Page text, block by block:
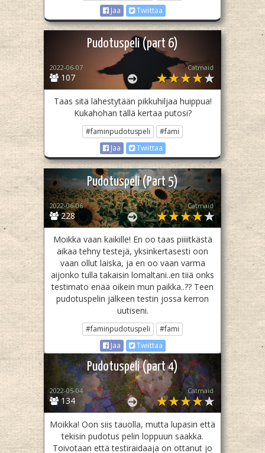
Jaa
Twiittaa
Pudotuspeli (part 6)
107
2022-06-07 Catmaid
Taas sitä lähestytään pikkuhiljaa huippua!
Kukahohan tällä kertaa putosi?
#faminpudotuspeli
#fami
Jaa
Twiittaa
Pudotuspeli (Part 5)
228
2022-06-06 Catmaid
Moikka vaan kaikille! En oo taas piiiitkästä
aikaa tehny testejä, yksinkertasesti oon
vaan ollut laiska, ja en oo vaan varma
aijonko tulla takaisin lomaltani..en tiiä onks
testimato enää oikein mun paikka..?? Teen
pudotuspelin jälkeen testin jossa kerron
uutiseni.
#faminpudotuspeli
#fami
Jaa
Twiittaa
Pudotuspeli (part 4)
134
2022-05-04 Catmaid
Moikka! Oon siis tauolla, mutta lupasin että
tekisin pudotus pelin loppuun saakka.
Toivotaan että testiraidaaja on ottanut jo